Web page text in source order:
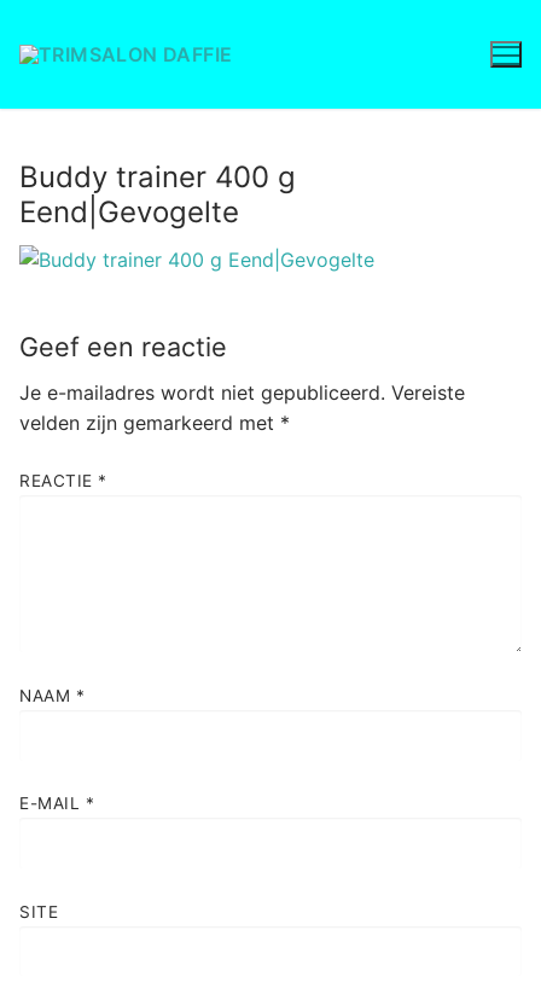
naar
inhoud
Buddy trainer 400 g
Eend|Gevogelte
Geef een reactie
Je e-mailadres wordt niet gepubliceerd. Vereiste
velden zijn gemarkeerd met *
REACTIE *
NAAM *
E-MAIL *
SITE